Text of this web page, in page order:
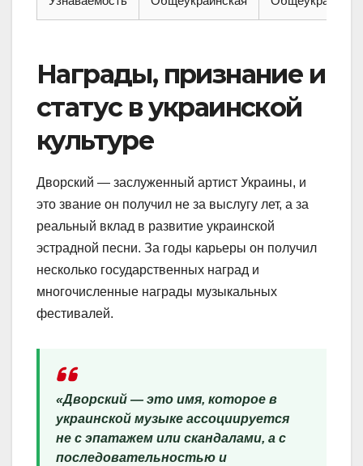
Награды, признание и
статус в украинской
культуре
Дворский — заслуженный артист Украины, и
это звание он получил не за выслугу лет, а за
реальный вклад в развитие украинской
эстрадной песни. За годы карьеры он получил
несколько государственных наград и
многочисленные награды музыкальных
фестивалей.
«Дворский — это имя, которое в
украинской музыке ассоциируется
не с эпатажем или скандалами, а с
последовательностью и